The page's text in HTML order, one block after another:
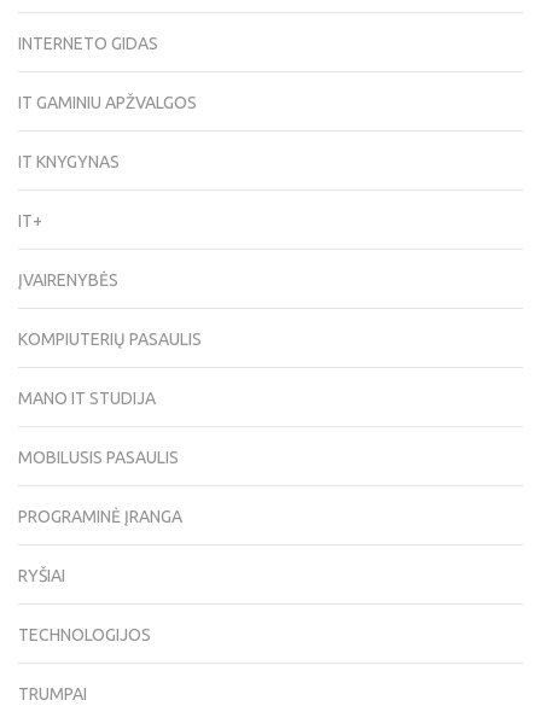
INTERNETO GIDAS
IT GAMINIU APŽVALGOS
IT KNYGYNAS
IT+
ĮVAIRENYBĖS
KOMPIUTERIŲ PASAULIS
MANO IT STUDIJA
MOBILUSIS PASAULIS
PROGRAMINĖ ĮRANGA
RYŠIAI
TECHNOLOGIJOS
TRUMPAI